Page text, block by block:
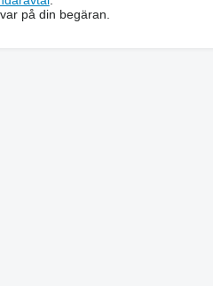
på din begäran.